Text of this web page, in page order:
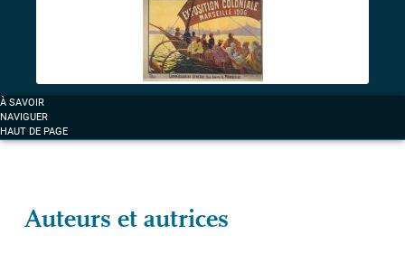
À SAVOIR
NAVIGUER
HAUT DE PAGE
Auteurs et autrices